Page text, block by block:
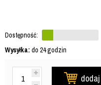
Dostępność:
Wysyłka: do 24 godzin